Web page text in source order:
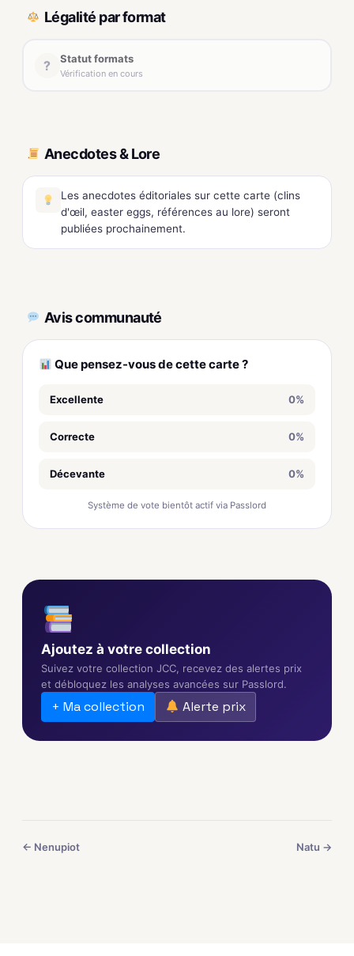
Légalité par format
? Statut formats
Vérification en cours
Anecdotes & Lore
Les anecdotes éditoriales sur cette carte (clins
d'œil, easter eggs, références au lore) seront
publiées prochainement.
Avis communauté
Que pensez-vous de cette carte ?
Excellente 0%
Correcte 0%
Décevante 0%
Système de vote bientôt actif via Passlord
Ajoutez à votre collection
Suivez votre collection JCC, recevez des alertes prix
et débloquez les analyses avancées sur Passlord.
+ Ma collection Alerte prix
← Nenupiot Natu →